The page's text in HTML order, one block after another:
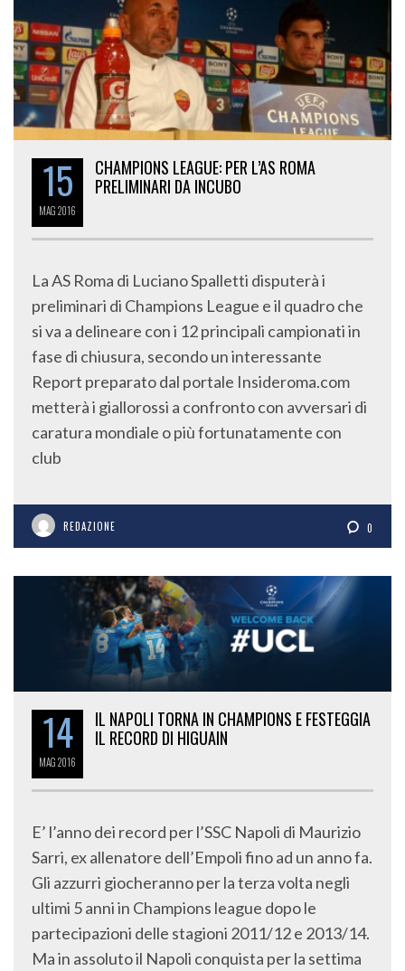
15
MAG2016
CHAMPIONS LEAGUE: PER L’AS ROMA
PRELIMINARI DA INCUBO
La AS Roma di Luciano Spalletti disputerà i
preliminari di Champions League e il quadro che
si va a delineare con i 12 principali campionati in
fase di chiusura, secondo un interessante
Report preparato dal portale Insideroma.com
metterà i giallorossi a confronto con avversari di
caratura mondiale o più fortunatamente con
club
REDAZIONE 0
14
MAG2016
IL NAPOLI TORNA IN CHAMPIONS E FESTEGGIA
IL RECORD DI HIGUAIN
E’ l’anno dei record per l’SSC Napoli di Maurizio
Sarri, ex allenatore dell’Empoli fino ad un anno fa.
Gli azzurri giocheranno per la terza volta negli
ultimi 5 anni in Champions league dopo le
partecipazioni delle stagioni 2011/12 e 2013/14.
Ma in assoluto il Napoli conquista per la settima